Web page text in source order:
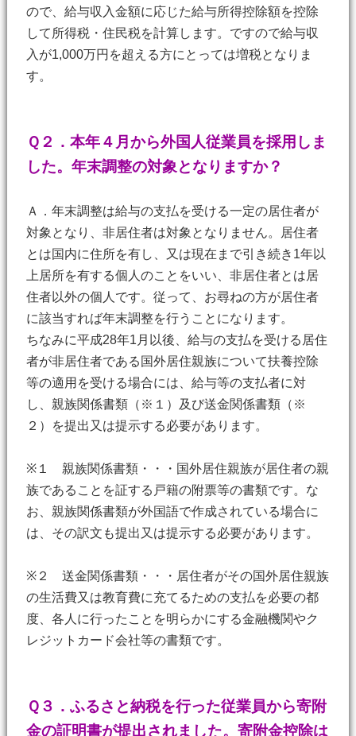
ので、給与収入金額に応じた給与所得控除額を控除
して所得税・住民税を計算します。ですので給与収
入が1,000万円を超える方にとっては増税となりま
す。
Ｑ２．本年４月から外国人従業員を採用しま
した。年末調整の対象となりますか？
Ａ．年末調整は給与の支払を受ける一定の居住者が
対象となり、非居住者は対象となりません。居住者
とは国内に住所を有し、又は現在まで引き続き1年以
上居所を有する個人のことをいい、非居住者とは居
住者以外の個人です。従って、お尋ねの方が居住者
に該当すれば年末調整を行うことになります。
ちなみに平成28年1月以後、給与の支払を受ける居住
者が非居住者である国外居住親族について扶養控除
等の適用を受ける場合には、給与等の支払者に対
し、親族関係書類（※１）及び送金関係書類（※
２）を提出又は提示する必要があります。
※１ 親族関係書類・・・国外居住親族が居住者の親
族であることを証する戸籍の附票等の書類です。な
お、親族関係書類が外国語で作成されている場合に
は、その訳文も提出又は提示する必要があります。
※２ 送金関係書類・・・居住者がその国外居住親族
の生活費又は教育費に充てるための支払を必要の都
度、各人に行ったことを明らかにする金融機関やク
レジットカード会社等の書類です。
Ｑ３．ふるさと納税を行った従業員から寄附
金の証明書が提出されました。寄附金控除は